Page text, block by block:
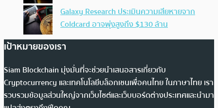
Galaxy Research ประเมินความเสียหายจาก
Coldcard อาจพุ่งสูงถึง $130 ล้าน
เป้าหมายของเรา
Siam Blockchain มุ่งมั่นที่จะช่วยนำเสนอสารเกี่ยวกับ
Cryptocurrency และเทคโนโลยีบล็อกเชนเพื่อคนไทย ในภาษาไทย เรา
รวบรวมข้อมูลส่วนใหญ่จากเว็บไซต์และเว็บบอร์ดต่างประเทศและนำมา